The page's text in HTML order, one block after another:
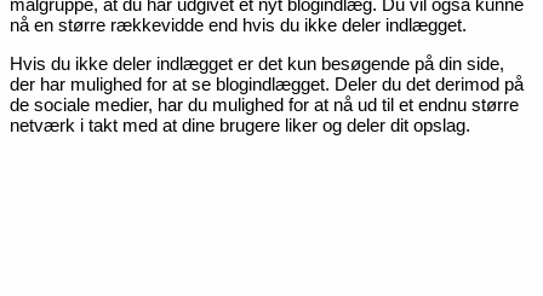
nå en større rækkevidde end hvis du ikke deler indlægget.
Hvis du ikke deler indlægget er det kun besøgende på din side,
der har mulighed for at se blogindlægget. Deler du det derimod på
de sociale medier, har du mulighed for at nå ud til et endnu større
netværk i takt med at dine brugere liker og deler dit opslag.